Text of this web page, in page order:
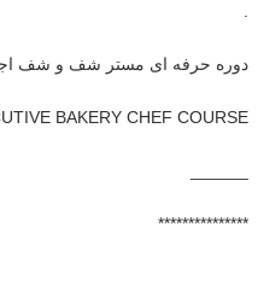
.
دوره حرفه ای مستر شف و شف
BAKERY CHEF COURSE
***************